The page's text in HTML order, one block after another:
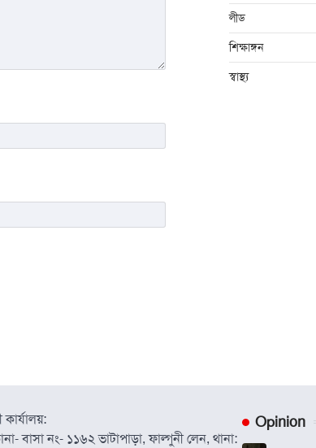
লীড
শিক্ষাঙ্গন
স্বাস্থ্য
কার্যালয়:
বাসা নং- ১১৬২ ভাটাপাড়া, ফাল্গুনী লেন, থানা:
Opinion